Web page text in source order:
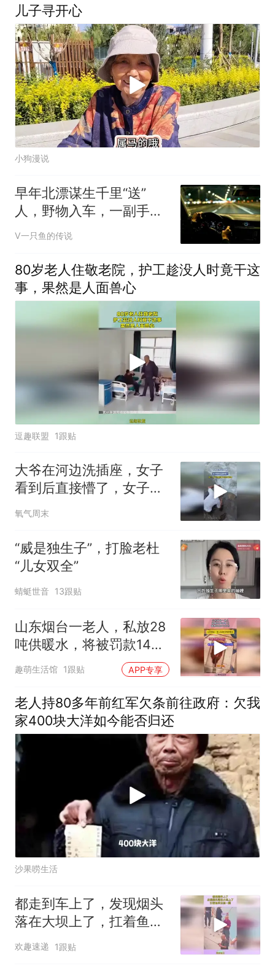
儿子寻开心
小狗漫说
早年北漂谋生千里“送”
人，野物入车，一副手套
揭开父子半生遗憾
V一只鱼的传说
80岁老人住敬老院，护工趁没人时竟干这
事，果然是人面兽心
逗趣联盟 1跟贴
大爷在河边洗插座，女子
看到后直接懵了，女子：
爱干净是好事，但也分情
氧气周末
“威是独生子”，打脸老杜
“儿女双全”
蜻蜓世音 13跟贴
山东烟台一老人，私放28
吨供暖水，将被罚款1400
元！
趣萌生活馆 1跟贴 APP专享
老人持80多年前红军欠条前往政府：欠我
家400块大洋如今能否归还
沙果唠生活
都走到车上了，发现烟头
落在大坝上了，扛着鱼回
去捡一圈！
欢趣速递 1跟贴